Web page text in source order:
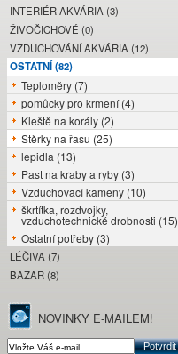
INTERIÉR AKVÁRIA (3)
ŽIVOČICHOVÉ (0)
VZDUCHOVÁNÍ AKVÁRIA (12)
OSTATNÍ (82)
Teploměry (7)
pomůcky pro krmení (4)
Kleště na korály (2)
Stěrky na řasu (25)
lepidla (13)
Past na kraby a ryby (3)
Vzduchovací kameny (10)
škrtítka, rozdvojky,
vzduchotechnické drobnosti (15)
Ostatní potřeby (3)
LÉČIVA (7)
BAZAR (8)
NOVINKY E-MAILEM!